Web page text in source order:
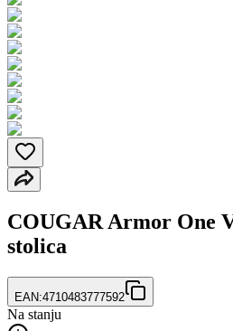
COUGAR Armor One
stolica
EAN:4710483777592
Na stanju